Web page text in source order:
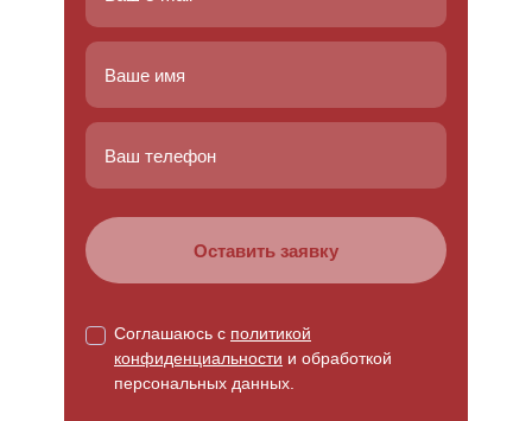
Соглашаюсь с политикой
конфиденциальности и обработкой
персональных данных.